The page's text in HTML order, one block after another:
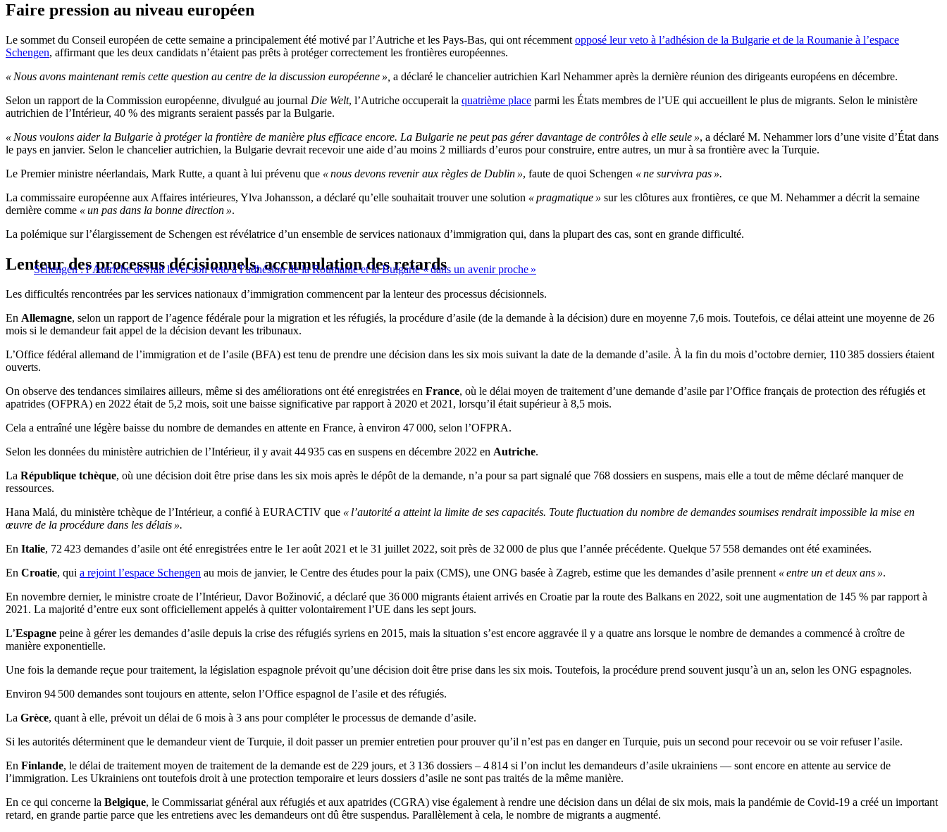
Faire pression au niveau européen
Le sommet du Conseil européen de cette semaine a principalement été motivé par l’Autriche et les Pays-Bas, qui ont récemment opposé leur veto à l’adhésion de la Bulgarie et de la Roumanie à l’espace
Schengen, affirmant que les deux candidats n’étaient pas prêts à protéger correctement les frontières européennes.
« Nous avons maintenant remis cette question au centre de la discussion européenne », a déclaré le chancelier autrichien Karl Nehammer après la dernière réunion des dirigeants européens en décembre.
Selon un rapport de la Commission européenne, divulgué au journal Die Welt, l’Autriche occuperait la quatrième place parmi les États membres de l’UE qui accueillent le plus de migrants. Selon le ministère
autrichien de l’Intérieur, 40 % des migrants seraient passés par la Bulgarie.
« Nous voulons aider la Bulgarie à protéger la frontière de manière plus efficace encore. La Bulgarie ne peut pas gérer davantage de contrôles à elle seule », a déclaré M. Nehammer lors d’une visite d’État dans
le pays en janvier. Selon le chancelier autrichien, la Bulgarie devrait recevoir une aide d’au moins 2 milliards d’euros pour construire, entre autres, un mur à sa frontière avec la Turquie.
Le Premier ministre néerlandais, Mark Rutte, a quant à lui prévenu que « nous devons revenir aux règles de Dublin », faute de quoi Schengen « ne survivra pas ».
La commissaire européenne aux Affaires intérieures, Ylva Johansson, a déclaré qu’elle souhaitait trouver une solution « pragmatique » sur les clôtures aux frontières, ce que M. Nehammer a décrit la semaine
dernière comme « un pas dans la bonne direction ».
La polémique sur l’élargissement de Schengen est révélatrice d’un ensemble de services nationaux d’immigration qui, dans la plupart des cas, sont en grande difficulté.
Schengen : l’Autriche devrait lever son veto à l’adhésion de la Roumanie et la Bulgarie « dans un avenir proche »
Lenteur des processus décisionnels, accumulation des retards
Les difficultés rencontrées par les services nationaux d’immigration commencent par la lenteur des processus décisionnels.
En Allemagne, selon un rapport de l’agence fédérale pour la migration et les réfugiés, la procédure d’asile (de la demande à la décision) dure en moyenne 7,6 mois. Toutefois, ce délai atteint une moyenne de 26
mois si le demandeur fait appel de la décision devant les tribunaux.
L’Office fédéral allemand de l’immigration et de l’asile (BFA) est tenu de prendre une décision dans les six mois suivant la date de la demande d’asile. À la fin du mois d’octobre dernier, 110 385 dossiers étaient
ouverts.
On observe des tendances similaires ailleurs, même si des améliorations ont été enregistrées en France, où le délai moyen de traitement d’une demande d’asile par l’Office français de protection des réfugiés et
apatrides (OFPRA) en 2022 était de 5,2 mois, soit une baisse significative par rapport à 2020 et 2021, lorsqu’il était supérieur à 8,5 mois.
Cela a entraîné une légère baisse du nombre de demandes en attente en France, à environ 47 000, selon l’OFPRA.
Selon les données du ministère autrichien de l’Intérieur, il y avait 44 935 cas en suspens en décembre 2022 en Autriche.
La République tchèque, où une décision doit être prise dans les six mois après le dépôt de la demande, n’a pour sa part signalé que 768 dossiers en suspens, mais elle a tout de même déclaré manquer de
ressources.
Hana Malá, du ministère tchèque de l’Intérieur, a confié à EURACTIV que « l’autorité a atteint la limite de ses capacités. Toute fluctuation du nombre de demandes soumises rendrait impossible la mise en
œuvre de la procédure dans les délais ».
En Italie, 72 423 demandes d’asile ont été enregistrées entre le 1er août 2021 et le 31 juillet 2022, soit près de 32 000 de plus que l’année précédente. Quelque 57 558 demandes ont été examinées.
En Croatie, qui a rejoint l’espace Schengen au mois de janvier, le Centre des études pour la paix (CMS), une ONG basée à Zagreb, estime que les demandes d’asile prennent « entre un et deux ans ».
En novembre dernier, le ministre croate de l’Intérieur, Davor Božinović, a déclaré que 36 000 migrants étaient arrivés en Croatie par la route des Balkans en 2022, soit une augmentation de 145 % par rapport à
2021. La majorité d’entre eux sont officiellement appelés à quitter volontairement l’UE dans les sept jours.
L’Espagne peine à gérer les demandes d’asile depuis la crise des réfugiés syriens en 2015, mais la situation s’est encore aggravée il y a quatre ans lorsque le nombre de demandes a commencé à croître de
manière exponentielle.
Une fois la demande reçue pour traitement, la législation espagnole prévoit qu’une décision doit être prise dans les six mois. Toutefois, la procédure prend souvent jusqu’à un an, selon les ONG espagnoles.
Environ 94 500 demandes sont toujours en attente, selon l’Office espagnol de l’asile et des réfugiés.
La Grèce, quant à elle, prévoit un délai de 6 mois à 3 ans pour compléter le processus de demande d’asile.
Si les autorités déterminent que le demandeur vient de Turquie, il doit passer un premier entretien pour prouver qu’il n’est pas en danger en Turquie, puis un second pour recevoir ou se voir refuser l’asile.
En Finlande, le délai de traitement moyen de traitement de la demande est de 229 jours, et 3 136 dossiers – 4 814 si l’on inclut les demandeurs d’asile ukrainiens — sont encore en attente au service de
l’immigration. Les Ukrainiens ont toutefois droit à une protection temporaire et leurs dossiers d’asile ne sont pas traités de la même manière.
En ce qui concerne la Belgique, le Commissariat général aux réfugiés et aux apatrides (CGRA) vise également à rendre une décision dans un délai de six mois, mais la pandémie de Covid-19 a créé un important
retard, en grande partie parce que les entretiens avec les demandeurs ont dû être suspendus. Parallèlement à cela, le nombre de migrants a augmenté.